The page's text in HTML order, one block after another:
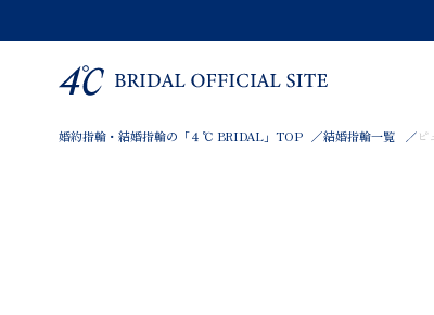
婚約指輪・結婚指輪の「４℃ BRIDAL」TOP 結婚指輪一覧